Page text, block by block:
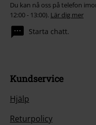
Du kan nå oss på telefon
12:00 - 13:00). Lär dig mer
Starta chatt.
Kundservice
Hjälp
Returpolicy